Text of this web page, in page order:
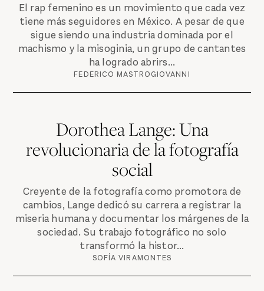
El rap femenino es un movimiento que cada vez
tiene más seguidores en México. A pesar de que
sigue siendo una industria dominada por el
machismo y la misoginia, un grupo de cantantes
ha logrado abrirs...
FEDERICO MASTROGIOVANNI
Dorothea Lange: Una
revolucionaria de la fotografía
social
Creyente de la fotografía como promotora de
cambios, Lange dedicó su carrera a registrar la
miseria humana y documentar los márgenes de la
sociedad. Su trabajo fotográfico no solo
transformó la histor...
SOFÍA VIRAMONTES